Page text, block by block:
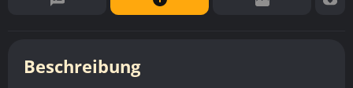
Beschreibung